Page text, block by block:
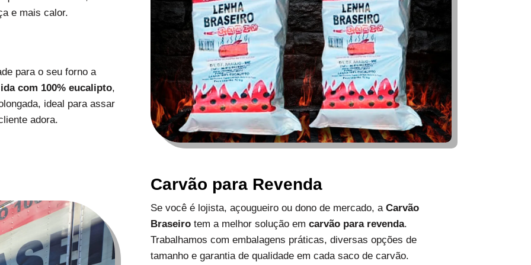
e mais calor.
para o seu forno a
com 100% eucalipto,
ideal para assar
adora.
Carvão para Revenda
Se você é lojista, açougueiro ou dono de mercado, a Carvão
Braseirotem a melhor solução em carvão para revenda.
Trabalhamos com embalagens práticas, diversas opções de
tamanho e garantia de qualidade em cada saco de carvão.